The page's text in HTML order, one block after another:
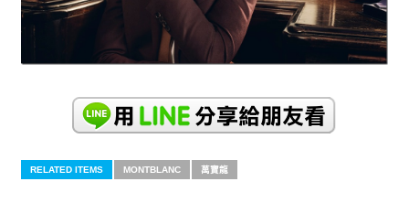
RELATED ITEMS MONTBLANC 萬寶龍